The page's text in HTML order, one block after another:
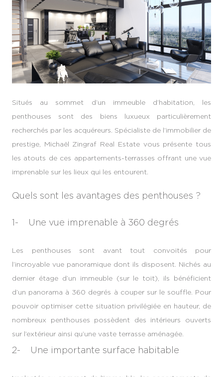
Situés au sommet d’un immeuble d’habitation, les
penthouses sont des biens luxueux particulièrement
recherchés par les acquéreurs. Spécialiste de l’immobilier de
prestige, Michaël Zingraf Real Estate vous présente tous
les atouts de ces appartements-terrasses offrant une vue
imprenable sur les lieux qui les entourent.
Quels sont les avantages des penthouses ?
1- Une vue imprenable à 360 degrés
Les penthouses sont avant tout convoités pour
l’incroyable vue panoramique dont ils disposent. Nichés au
dernier étage d’un immeuble (sur le toit), ils bénéficient
d’un panorama à 360 degrés à couper sur le souffle. Pour
pouvoir optimiser cette situation privilégiée en hauteur, de
nombreux penthouses possèdent des intérieurs ouverts
sur l’extérieur ainsi qu’une vaste terrasse aménagée.
2- Une importante surface habitable